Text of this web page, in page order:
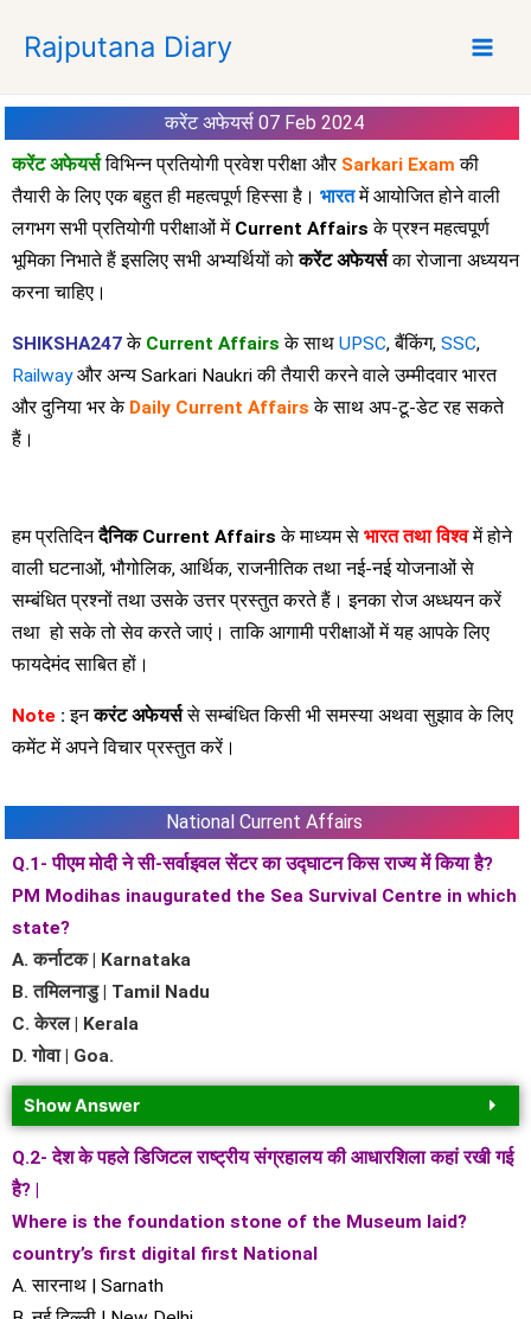
p
Rajputana Diary
करेंट अफेयर्स 07 Feb 2024
करेंट अफेयर्सविभिन्न प्रतियोगी प्रवेश परीक्षा और Sarkari Exam की
तैयारी के लिए एक बहुत ही महत्वपूर्ण हिस्सा है। भारत में आयोजित होने वाली
लगभग सभी प्रतियोगी परीक्षाओं में Current Affairs के प्रश्न महत्वपूर्ण
भूमिका निभाते हैं इसलिए सभी अभ्यर्थियों कोकरेंट अफेयर्सका रोजाना अध्ययन
करना चाहिए।
SHIKSHA247केCurrent Affairsके साथ UPSC, बैंकिंग, SSC,
Railwayऔर अन्य Sarkari Naukri की तैयारी करने वाले उम्मीदवार भारत
और दुनिया भर के Daily Current Affairs के साथ अप-टू-डेट रह सकते
हैं।
हम प्रतिदिनदैनिक Current Affairs के माध्यम से भारत तथा विश्वमें होने
वाली घटनाओं, भौगोलिक, आर्थिक, राजनीतिक तथा नई-नई योजनाओं से
सम्बंधित प्रश्नों तथा उसके उत्तर प्रस्तुत करते हैं। इनका रोज अध्धयन करें
तथा हो सके तो सेव करते जाएं। ताकि आगामी परीक्षाओं में यह आपके लिए
फायदेमंद साबित हों।
Note : इनकरंट अफेयर्ससे सम्बंधित किसी भी समस्या अथवा सुझाव के लिए
कमेंट में अपने विचार प्रस्तुत करें।
National Current Affairs
Q.1- पीएम मोदी ने सी-सर्वाइवल सेंटर का उद्घाटन किस राज्य में किया है?
PM Modihas inaugurated the Sea Survival Centre in which
state?
A. कर्नाटक | Karnataka
B. तमिलनाडु | Tamil Nadu
C. केरल | Kerala
D. गोवा | Goa.
Show Answer
Q.2- देश के पहले डिजिटल राष्ट्रीय संग्रहालय की आधारशिला कहां रखी गई
है? |
Where is the foundation stone of the Museum laid?
country’s first digital first National
A. सारनाथ | Sarnath